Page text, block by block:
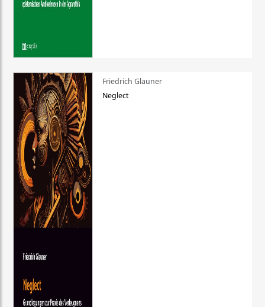
Friedrich Glauner
Neglect